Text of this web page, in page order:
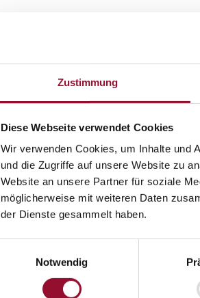
Zustimmung
Diese Webseite verwendet Cookies
Wir verwenden Cookies, um Inhalte und
und die Zugriffe auf unsere Website zu
Website an unsere Partner für soziale
möglicherweise mit weiteren Daten
der Dienste gesammelt haben.
NotwendigSchiebetür
40 mm